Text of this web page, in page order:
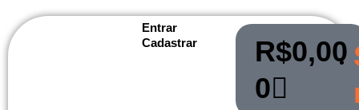
Entrar
Cadastrar
R$0,00
0